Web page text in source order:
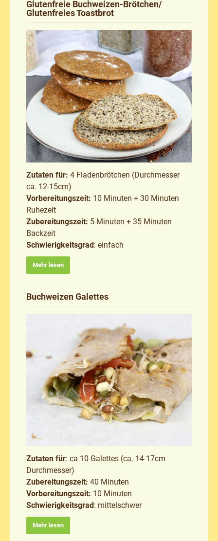
Glutenfreie Buchweizen-Brötchen/
Glutenfreies Toastbrot
Zutaten für: 4 Fladenbrötchen (Durchmesser
ca. 12-15cm)
Vorbereitungszeit: 10 Minuten + 30 Minuten
Ruhezeit
Zubereitungszeit: 5 Minuten + 35 Minuten
Backzeit
Schwierigkeitsgrad : einfach
Mehr lesen
Buchweizen Galettes
Zutaten für: ca 10 Galettes (ca. 14-17cm
Durchmesser)
Zubereitungszeit: 40 Minuten
Vorbereitungszeit: 10 Minuten
Schwierigkeitsgrad : mittelschwer
Mehr lesen